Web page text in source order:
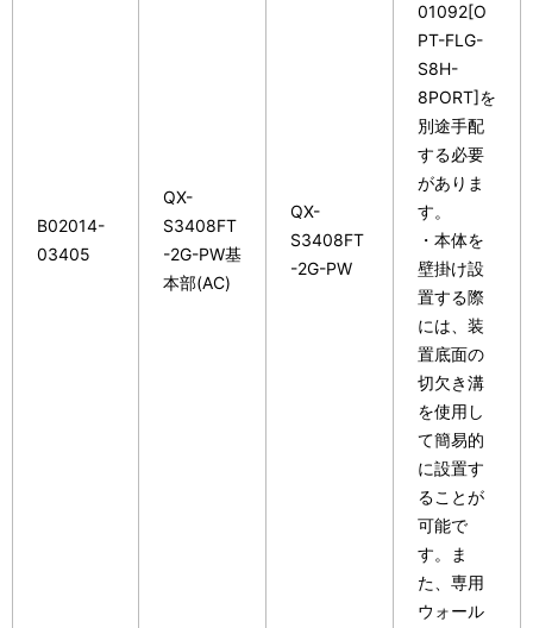
B02014-
03405
QX-
S3408FT
-2G-PW基
本部(AC)
QX-
S3408FT
-2G-PW
01092[O
PT-FLG-
S8H-
8PORT]を
別途手配
する必要
がありま
す。
・本体を
壁掛け設
置する際
には、装
置底面の
切欠き溝
を使用し
て簡易的
に設置す
ることが
可能で
す。ま
た、専用
ウォール